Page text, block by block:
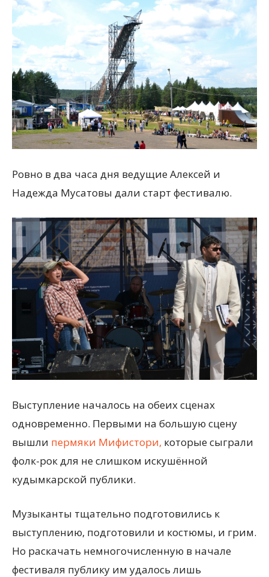
Ровно в два часа дня ведущие Алексей и
Надежда Мусатовы дали старт фестивалю.
Выступление началось на обеих сценах
одновременно. Первыми на большую сцену
вышли пермяки Мифистори, которые сыграли
фолк-рок для не слишком искушённой
кудымкарской публики.
Музыканты тщательно подготовились к
выступлению, подготовили и костюмы, и грим.
Но раскачать немногочисленную в начале
фестиваля публику им удалось лишь